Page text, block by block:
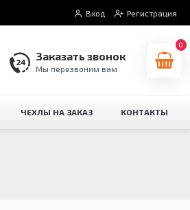
Вход Регистрация
Заказать звонок
Мы перезвоним вам
0
ЧЕХЛЫ НА ЗАКАЗ КОНТАКТЫ